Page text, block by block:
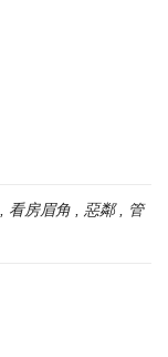
看房眉角 惡鄰
管